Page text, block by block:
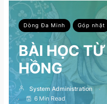
Dòng Đa Minh Góp nhặt
BÀI HỌC
HỒNG
System Administration
6 Min Read